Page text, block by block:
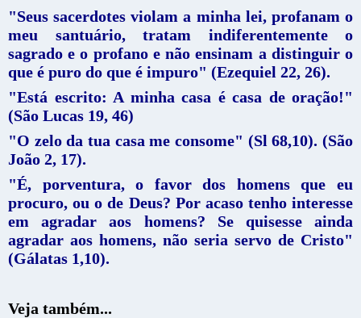
"Seus sacerdotes violam a minha lei, profanam o
meu santuário, tratam indiferentemente o
sagrado e o profano e não ensinam a distinguir o
que é puro do que é impuro" (Ezequiel 22, 26).
"Está escrito: A minha casa é casa de oração!"
(São Lucas 19, 46)
"O zelo da tua casa me consome" (Sl 68,10). (São
João 2, 17).
"É, porventura, o favor dos homens que eu
procuro, ou o de Deus? Por acaso tenho interesse
em agradar aos homens? Se quisesse ainda
agradar aos homens, não seria servo de Cristo"
(Gálatas 1,10).
Veja também...